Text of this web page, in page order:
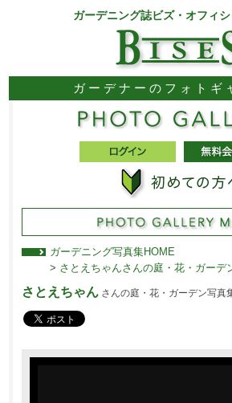
ガーデニング誌ビズ・オフィ
ガーデナーのフォトギ
ガーデニング写真集HOME
> さとえちゃんさんの庭・花・ガーデ
さとえちゃんさんの庭・花・ガーデン写真